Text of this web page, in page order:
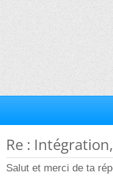
Re :
Salut et merci de ta